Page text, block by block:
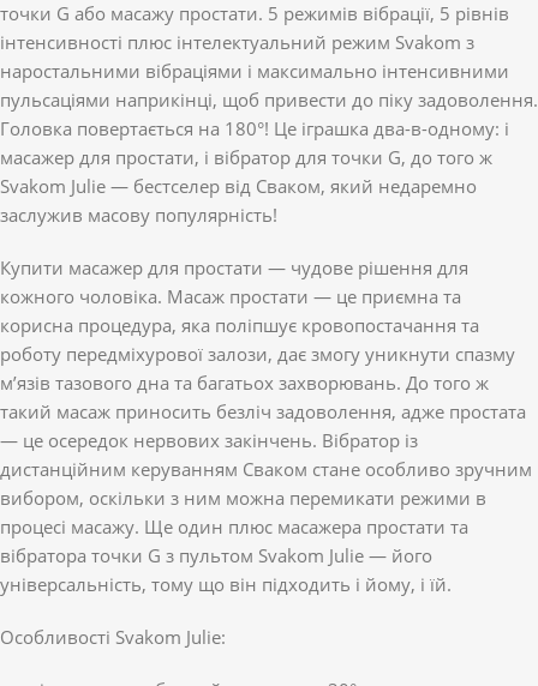
точки G або масажу простати. 5 режимів вібрації, 5 рівнів
інтенсивності плюс інтелектуальний режим Svakom з
наростальними вібраціями і максимально інтенсивними
пульсаціями наприкінці, щоб привести до піку задоволення.
Головка повертається на 180°! Це іграшка два-в-одному: і
масажер для простати, і вібратор для точки G, до того ж
Svakom Julie — бестселер від Сваком, який недаремно
заслужив масову популярність!
Купити масажер для простати — чудове рішення для
кожного чоловіка. Масаж простати — це приємна та
корисна процедура, яка поліпшує кровопостачання та
роботу передміхурової залози, дає змогу уникнути спазму
м’язів тазового дна та багатьох захворювань. До того ж
такий масаж приносить безліч задоволення, адже простата
— це осередок нервових закінчень. Вібратор із
дистанційним керуванням Сваком стане особливо зручним
вибором, оскільки з ним можна перемикати режими в
процесі масажу. Ще один плюс масажера простати та
вібратора точки G з пультом Svakom Julie — його
універсальність, тому що він підходить і йому, і їй.
Особливості Svakom Julie: